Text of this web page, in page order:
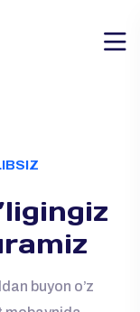
buyon o’z